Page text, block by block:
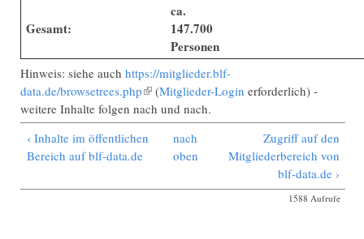
Gesamt:
ca.
147.700
Personen
Hinweis: siehe auch https://mitglieder.blf-
data.de/browsetrees.php(Link ist extern)
(Mitglieder-Login erforderlich) -
weitere Inhalte folgen nach und nach.
‹ Inhalte im öffentlichen
Bereich auf blf-data.de
nach
oben
Zugriff auf den
Mitgliederbereich von
blf-data.de ›
1588 Aufrufe